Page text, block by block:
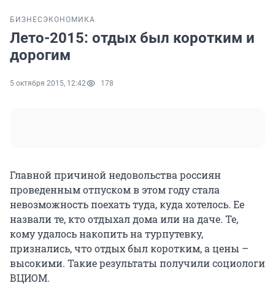
БИЗНЕС ЭКОНОМИКА
Лето-2015: отдых был коротким и
дорогим
5 октября 2015, 12:42 178
Главной причиной недовольства россиян
проведенным отпуском в этом году стала
невозможность поехать туда, куда хотелось. Ее
назвали те, кто отдыхал дома или на даче. Те,
кому удалось накопить на турпутевку,
признались, что отдых был коротким, а цены –
высокими. Такие результаты получили социологи
ВЦИОМ.